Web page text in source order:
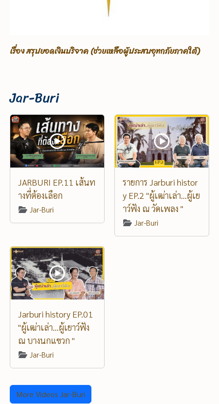
เรื่อง ขอรับบริจาคเพื่อช่วยเหลือผู้ประสบอุทกภัยภาคใต้
Jar-Buri
JARBURI EP.11 เส้นท
างที่ต้องเลือก
Jar-Buri
รายการ Jarburi histor
y EP.2 "ผู้เฒ่าเล่า...ผู้เย
าว์ฟัง ณ วัดเพลง "
Jar-Buri
Jarburi history EP.01
"ผู้เฒ่าเล่า...ผู้เยาว์ฟัง
ณ บางนกแขวก "
Jar-Buri
More Videos Jar-Buri